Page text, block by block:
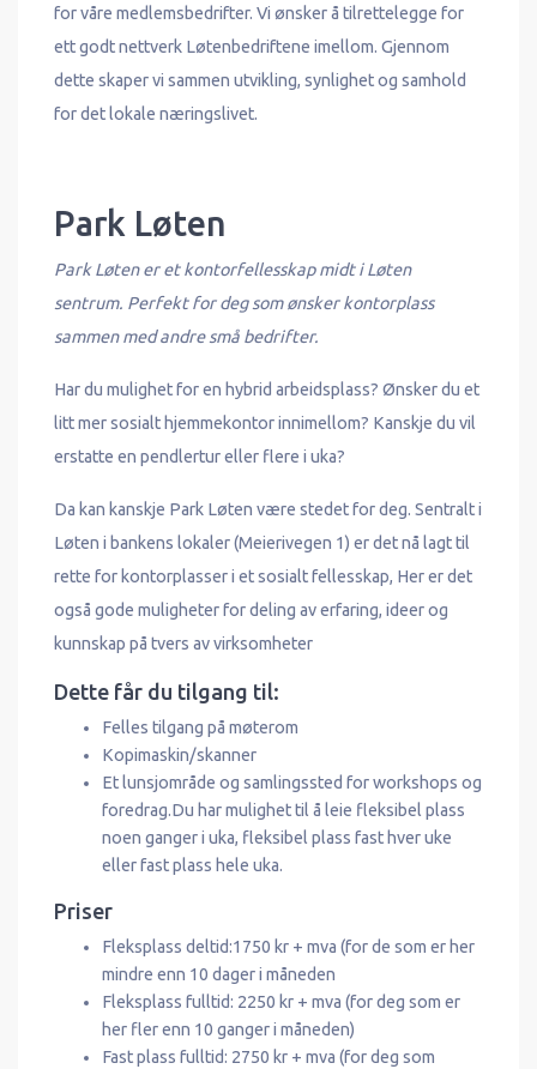
for våre medlemsbedrifter. Vi ønsker å tilrettelegge for
ett godt nettverk Løtenbedriftene imellom. Gjennom
dette skaper vi sammen utvikling, synlighet og samhold
for det lokale næringslivet.
Park Løten
Park Løten er et kontorfellesskap midt i Løten
sentrum. Perfekt for deg som ønsker kontorplass
sammen med andre små bedrifter.
Har du mulighet for en hybrid arbeidsplass? Ønsker du et
litt mer sosialt hjemmekontor innimellom? Kanskje du vil
erstatte en pendlertur eller flere i uka?
Da kan kanskje Park Løten være stedet for deg. Sentralt i
Løten i bankens lokaler (Meierivegen 1) er det nå lagt til
rette for kontorplasser i et sosialt fellesskap, Her er det
også gode muligheter for deling av erfaring, ideer og
kunnskap på tvers av virksomheter
Dette får du tilgang til:
Felles tilgang på møterom
Kopimaskin/skanner
Et lunsjområde og samlingssted for workshops og
foredrag.Du har mulighet til å leie fleksibel plass
noen ganger i uka, fleksibel plass fast hver uke
eller fast plass hele uka.
Priser
Fleksplass deltid:1750 kr + mva (for de som er her
mindre enn 10 dager i måneden
Fleksplass fulltid: 2250 kr + mva (for deg som er
her fler enn 10 ganger i måneden)
Fast plass fulltid: 2750 kr + mva (for deg som